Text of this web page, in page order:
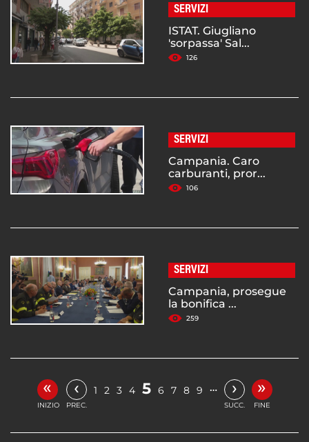
SERVIZI
ISTAT. Giugliano
'sorpassa' Sal...
126
SERVIZI
Campania. Caro
carburanti, pror...
106
SERVIZI
Campania, prosegue
la bonifica ...
259
«
INIZIO
‹
PREC.
1 2 3 4 5 6 7 8 9 … ›
SUCC.
»
FINE